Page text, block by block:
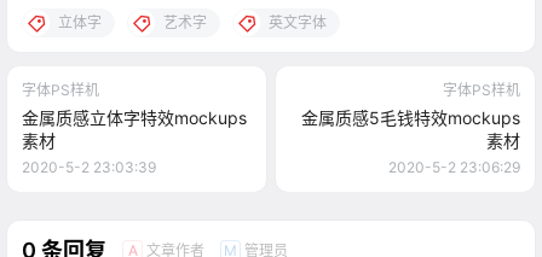
立体字 艺术字 英文字体
字体PS样机
金属质感立体字特效mockups
素材
2020-5-2 23:03:39
字体PS样机
金属质感5毛钱特效mockups
素材
2020-5-2 23:06:29
0 条回复 A 文章作者 M 管理员